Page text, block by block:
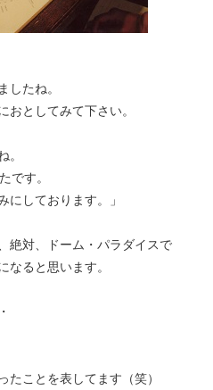
したね。
おとしてみて下さい。
。
です。
にしております。」
絶対、ドーム・パラダイスで
なると思います。
たことを表してます（笑）